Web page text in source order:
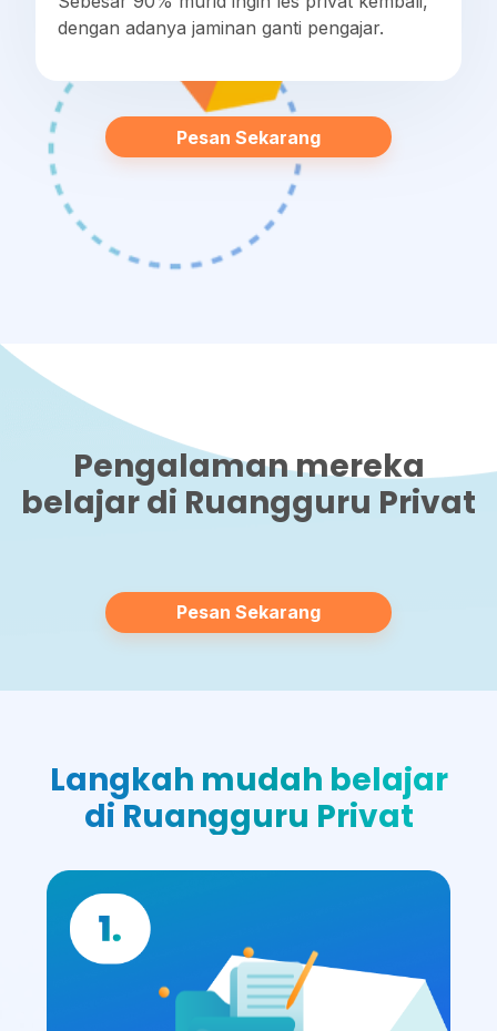
dengan adanya jaminan ganti pengajar.
Pesan Sekarang
Pengalaman mereka
belajar di Ruangguru Privat
Pesan Sekarang
Langkah mudah belajar
di Ruangguru Privat